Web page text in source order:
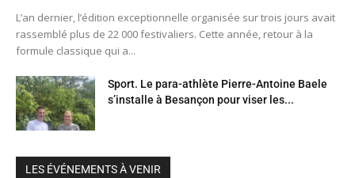
L’an dernier, l’édition exceptionnelle organisée sur trois jours avait
rassemblé plus de 22 000 festivaliers. Cette année, retour à la
formule classique qui a...
Sport. Le para-athlète Pierre-Antoine Baele
s’installe à Besançon pour viser les...
LES ÉVÉNEMENTS À VENIR